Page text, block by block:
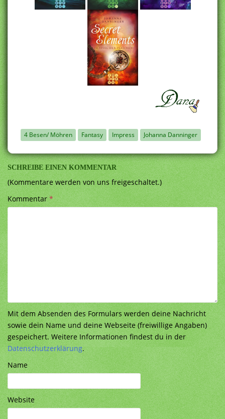
4 Besen/ Möhren Fantasy Impress Johanna Danninger
SCHREIBE EINEN KOMMENTAR
(Kommentare werden von uns freigeschaltet.)
Kommentar*
Mit dem Absenden des Formulars werden deine Nachricht
sowie dein Name und deine Webseite (freiwillige Angaben)
gespeichert. Weitere Informationen findest du in der
Datenschutzerklärung.
Name
Website